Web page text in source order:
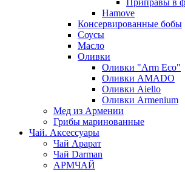
Приправы в
Hamove
Консервированные бобы
Соусы
Масло
Оливки
Оливки "Arm Eco"
Оливки AMADO
Оливки Aiello
Оливки Armenium
Мед из Армении
Грибы маринованные
Чай. Аксессуары
Чай Арарат
Чай Darman
АРМЧАЙ